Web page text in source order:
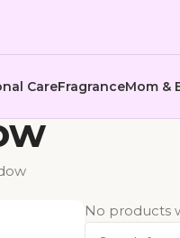
CareFragranceMom &
No products